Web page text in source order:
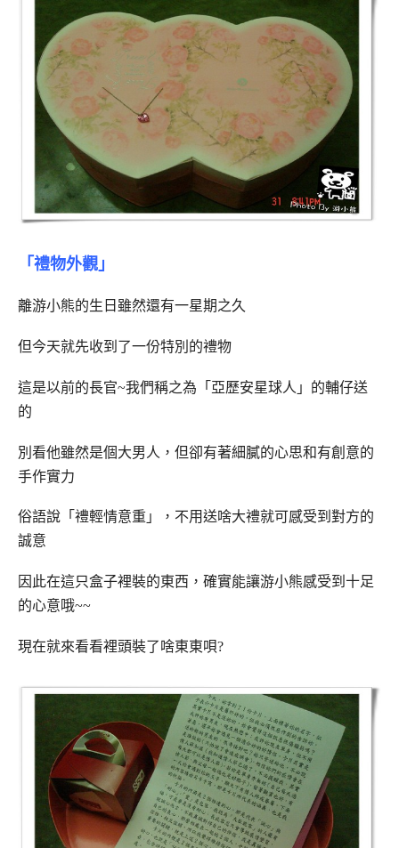
「禮物外觀」
離游小熊的生日雖然還有一星期之久
但今天就先收到了一份特別的禮物
這是以前的長官~我們稱之為「亞歷安星球人」的輔仔送
的
別看他雖然是個大男人，但卻有著細膩的心思和有創意的
手作實力
俗語說「禮輕情意重」，不用送啥大禮就可感受到對方的
誠意
因此在這只盒子裡裝的東西，確實能讓游小熊感受到十足
的心意哦~~
現在就來看看裡頭裝了啥東東唄?